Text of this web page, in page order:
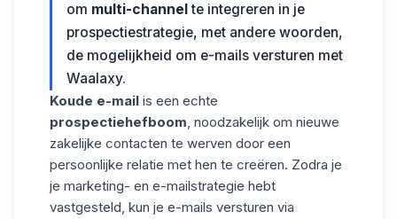
om multi-channelte integreren in je
prospectiestrategie, met andere woorden,
de mogelijkheid om e-mails versturen met
Waalaxy.
Koude e-mail is een echte
prospectiehefboom, noodzakelijk om nieuwe
zakelijke contacten te werven door een
persoonlijke relatie met hen te creëren. Zodra je
je marketing- en e-mailstrategie hebt
vastgesteld, kun je e-mails versturen via